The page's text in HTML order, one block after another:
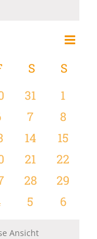
Monat
FREITAG
S SAMSTAG
S
0
31
0
1
0
7
0
8
0
14
0
15
0
21
0
22
0
28
0
29
0
5
0
6
Ansicht